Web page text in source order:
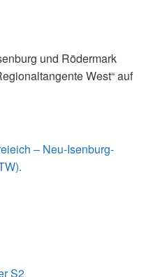
und Rödermark
West“ auf
– Neu-Isenburg-
S2